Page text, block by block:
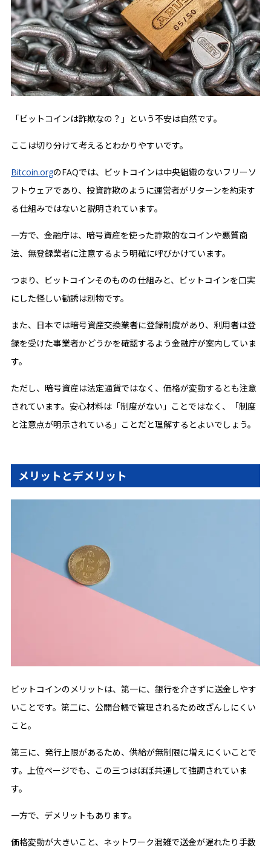
「ビットコインは詐欺なの？」という不安は自然です。
ここは切り分けて考えるとわかりやすいです。
Bitcoin.orgのFAQでは、ビットコインは中央組織のないフリーソ
フトウェアであり、投資詐欺のように運営者がリターンを約束す
る仕組みではないと説明されています。
一方で、金融庁は、暗号資産を使った詐欺的なコインや悪質商
法、無登録業者に注意するよう明確に呼びかけています。
つまり、ビットコインそのものの仕組みと、ビットコインを口実
にした怪しい勧誘は別物です。
また、日本では暗号資産交換業者に登録制度があり、利用者は登
録を受けた事業者かどうかを確認するよう金融庁が案内していま
す。
ただし、暗号資産は法定通貨ではなく、価格が変動するとも注意
されています。安心材料は「制度がない」ことではなく、「制度
と注意点が明示されている」ことだと理解するとよいでしょう。
メリットとデメリット
ビットコインのメリットは、第一に、銀行を介さずに送金しやす
いことです。第二に、公開台帳で管理されるため改ざんしにくい
こと。
第三に、発行上限があるため、供給が無制限に増えにくいことで
す。上位ページでも、この三つはほぼ共通して強調されていま
す。
一方で、デメリットもあります。
価格変動が大きいこと、ネットワーク混雑で送金が遅れたり手数